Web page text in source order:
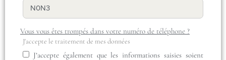
Vous vous êtes trompés dans votre numéro de téléphone ?
J'accepte le traitement de mes données
J’accepte également que les informations saisies soient